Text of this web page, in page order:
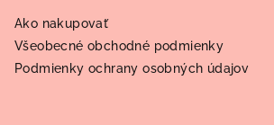
Ako nakupovať
Všeobecné obchodné podmienky
Podmienky ochrany osobných údajov